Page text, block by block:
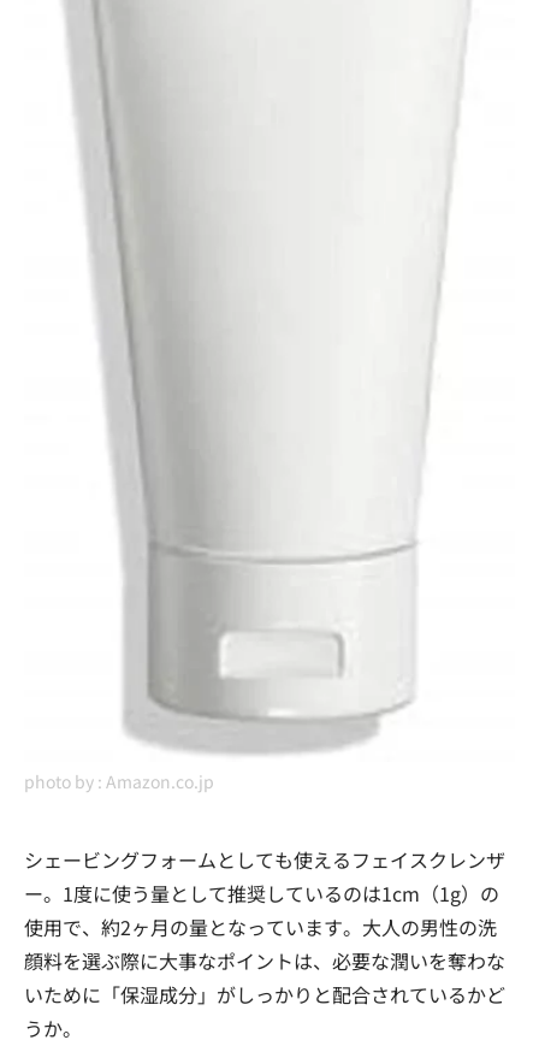
photo by : Amazon.co.jp
シェービングフォームとしても使えるフェイスクレンザ
ー。1度に使う量として推奨しているのは1cm（1g）の
使用で、約2ヶ月の量となっています。大人の男性の洗
顔料を選ぶ際に大事なポイントは、必要な潤いを奪わな
いために「保湿成分」がしっかりと配合されているかど
うか。